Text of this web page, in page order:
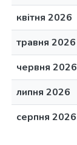
квітня 2026
травня 2026
червня 2026
липня 2026
серпня 2026